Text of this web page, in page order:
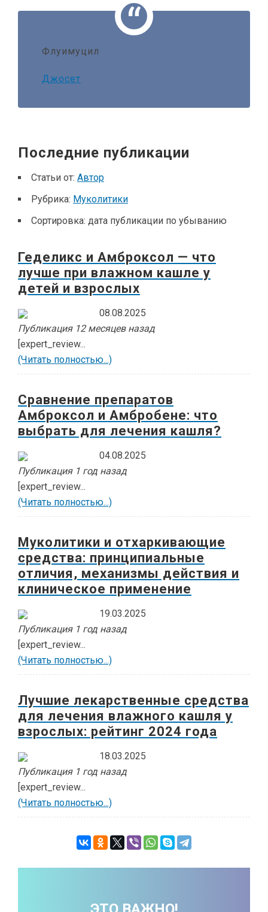
Флуимуцил
Джосет
Последние публикации
Статьи от: Автор
Рубрика: Муколитики
Сортировка: дата публикации по убыванию
Геделикс и Амброксол — что
лучше при влажном кашле у
детей и взрослых
08.08.2025
Публикация 12 месяцев назад
[expert_review...
(Читать полностью...)
Сравнение препаратов
Амброксол и Амбробене: что
выбрать для лечения кашля?
04.08.2025
Публикация 1 год назад
[expert_review...
(Читать полностью...)
Муколитики и отхаркивающие
средства: принципиальные
отличия, механизмы действия и
клиническое применение
19.03.2025
Публикация 1 год назад
[expert_review...
(Читать полностью...)
Лучшие лекарственные средства
для лечения влажного кашля у
взрослых: рейтинг 2024 года
18.03.2025
Публикация 1 год назад
[expert_review...
(Читать полностью...)